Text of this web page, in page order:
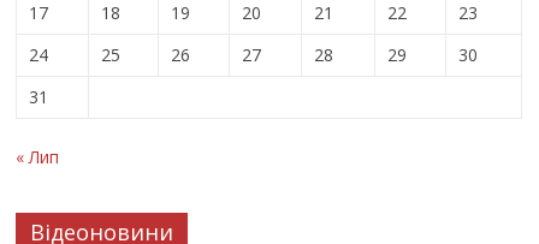
17
18 19 20 21 22
23
24
25 26 27 28 29
30
31
« Лип
Відеоновини